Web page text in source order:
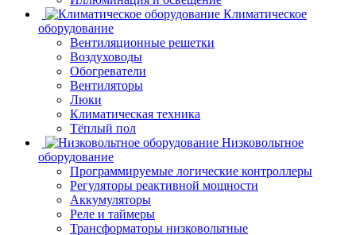
Климатическое
оборудование
Вентиляционные решетки
Воздуховоды
Обогреватели
Вентиляторы
Люки
Климатическая техника
Тёплый пол
Низковольтное
оборудование
Программируемые логические контроллеры
Регуляторы реактивной мощности
Аккумуляторы
Реле и таймеры
Трансформаторы низковольтные